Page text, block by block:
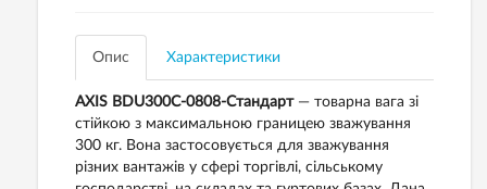
Опис Характеристики
AXIS BDU300C-0808-Стандарт— товарна вага зі
стійкою з максимальною границею зважування
300 кг. Вона застосовується для зважування
різних вантажів у сфері торгівлі, сільському